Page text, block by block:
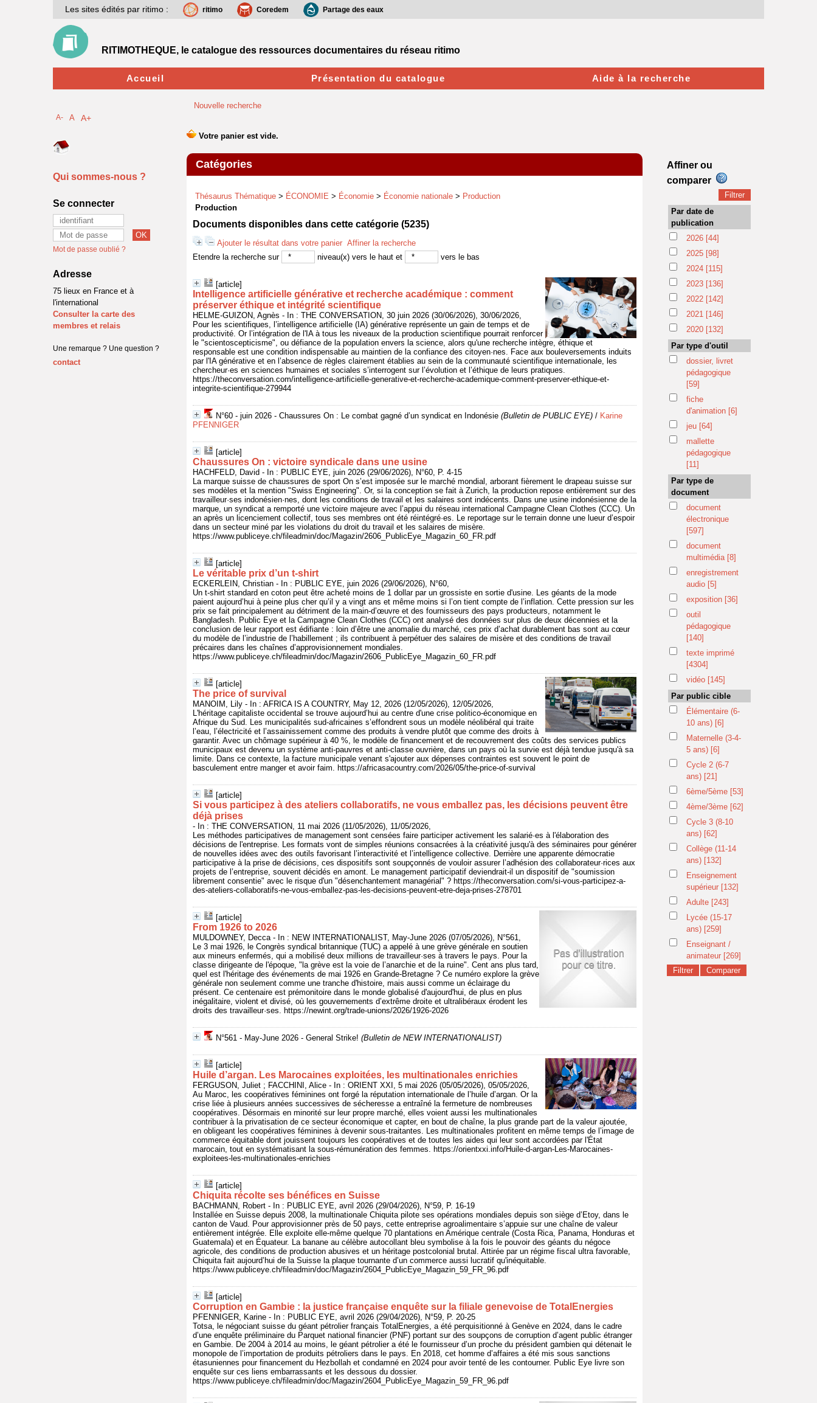
Nouvelle recherche
Catégories
Thésaurus Thématique > ÉCONOMIE > Économie > Économie nationale > Production
Production
Documents disponibles dans cette catégorie (5235)
Ajouter le résultat dans votre panier Affiner la recherche
Etendre la recherche sur
niveau(x) vers le haut et vers le bas
[article]
Intelligence artificielle générative et recherche académique : comment
préserver éthique et intégrité scientifique
HELME-GUIZON, Agnès - In : THE CONVERSATION, 30 juin 2026 (30/06/2026), 30/06/2026,
Pour les scientifiques, l’intelligence artificielle (IA) générative représente un gain de temps et de
productivité. Or l’intégration de l'IA à tous les niveaux de la production scientifique pourrait renforcer
le "scientoscepticisme", ou défiance de la population envers la science, alors qu'une recherche intègre, éthique et
responsable est une condition indispensable au maintien de la confiance des citoyen·nes. Face aux bouleversements induits
par l'IA générative et en l’absence de règles clairement établies au sein de la communauté scientifique internationale, les
chercheur·es en sciences humaines et sociales s’interrogent sur l’évolution et l’éthique de leurs pratiques.
https://theconversation.com/intelligence-artificielle-generative-et-recherche-academique-comment-preserver-ethique-et-
integrite-scientifique-279944
N°60 - juin 2026 - Chaussures On : Le combat gagné d’un syndicat en Indonésie (Bulletin de PUBLIC EYE) / Karine
PFENNIGER
[article]
Chaussures On : victoire syndicale dans une usine
HACHFELD, David - In : PUBLIC EYE, juin 2026 (29/06/2026), N°60, P. 4-15
La marque suisse de chaussures de sport On s’est imposée sur le marché mondial, arborant fièrement le drapeau suisse sur
ses modèles et la mention "Swiss Engineering". Or, si la conception se fait à Zurich, la production repose entièrement sur des
travailleur·ses indonésien·nes, dont les conditions de travail et les salaires sont indécents. Dans une usine indonésienne de la
marque, un syndicat a remporté une victoire majeure avec l’appui du réseau international Campagne Clean Clothes (CCC). Un
an après un licenciement collectif, tous ses membres ont été réintégré·es. Le reportage sur le terrain donne une lueur d’espoir
dans un secteur miné par les violations du droit du travail et les salaires de misère.
https://www.publiceye.ch/fileadmin/doc/Magazin/2606_PublicEye_Magazin_60_FR.pdf
[article]
Le véritable prix d’un t-shirt
ECKERLEIN, Christian - In : PUBLIC EYE, juin 2026 (29/06/2026), N°60,
Un t-shirt standard en coton peut être acheté moins de 1 dollar par un grossiste en sortie d'usine. Les géants de la mode
paient aujourd’hui à peine plus cher qu’il y a vingt ans et même moins si l’on tient compte de l’inflation. Cette pression sur les
prix se fait principalement au détriment de la main-d’œuvre et des fournisseurs des pays producteurs, notamment le
Bangladesh. Public Eye et la Campagne Clean Clothes (CCC) ont analysé des données sur plus de deux décennies et la
conclusion de leur rapport est édifiante : loin d’être une anomalie du marché, ces prix d’achat durablement bas sont au cœur
du modèle de l’industrie de l’habillement ; ils contribuent à perpétuer des salaires de misère et des conditions de travail
précaires dans les chaînes d’approvisionnement mondiales.
https://www.publiceye.ch/fileadmin/doc/Magazin/2606_PublicEye_Magazin_60_FR.pdf
[article]
The price of survival
MANOIM, Lily - In : AFRICA IS A COUNTRY, May 12, 2026 (12/05/2026), 12/05/2026,
L'héritage capitaliste occidental se trouve aujourd’hui au centre d'une crise politico-économique en
Afrique du Sud. Les municipalités sud-africaines s’effondrent sous un modèle néolibéral qui traite
l’eau, l’électricité et l’assainissement comme des produits à vendre plutôt que comme des droits à
garantir. Avec un chômage supérieur à 40 %, le modèle de financement et de recouvrement des coûts des services publics
municipaux est devenu un système anti-pauvres et anti-classe ouvrière, dans un pays où la survie est déjà tendue jusqu'à sa
limite. Dans ce contexte, la facture municipale venant s'ajouter aux dépenses contraintes est souvent le point de
basculement entre manger et avoir faim. https://africasacountry.com/2026/05/the-price-of-survival
[article]
Si vous participez à des ateliers collaboratifs, ne vous emballez pas, les décisions peuvent être
déjà prises
- In : THE CONVERSATION, 11 mai 2026 (11/05/2026), 11/05/2026,
Les méthodes participatives de management sont censées faire participer activement les salarié·es à l'élaboration des
décisions de l'entreprise. Les formats vont de simples réunions consacrées à la créativité jusqu'à des séminaires pour générer
de nouvelles idées avec des outils favorisant l’interactivité et l’intelligence collective. Derrière une apparente démocratie
participative à la prise de décisions, ces dispositifs sont soupçonnés de vouloir assurer l’adhésion des collaborateur·rices aux
projets de l’entreprise, souvent décidés en amont. Le management participatif deviendrait-il un dispositif de "soumission
librement consentie" avec le risque d'un "désenchantement managérial" ? https://theconversation.com/si-vous-participez-a-
des-ateliers-collaboratifs-ne-vous-emballez-pas-les-decisions-peuvent-etre-deja-prises-278701
[article]
From 1926 to 2026
MULDOWNEY, Decca - In : NEW INTERNATIONALIST, May-June 2026 (07/05/2026), N°561,
Le 3 mai 1926, le Congrès syndical britannique (TUC) a appelé à une grève générale en soutien
aux mineurs enfermés, qui a mobilisé deux millions de travailleur·ses à travers le pays. Pour la
classe dirigeante de l'époque, "la grève est la voie de l’anarchie et de la ruine". Cent ans plus tard,
quel est l'héritage des événements de mai 1926 en Grande-Bretagne ? Ce numéro explore la grève
générale non seulement comme une tranche d'histoire, mais aussi comme un éclairage du
présent. Ce centenaire est prémonitoire dans le monde globalisé d'aujourd'hui, de plus en plus
inégalitaire, violent et divisé, où les gouvernements d’extrême droite et ultralibéraux érodent les
droits des travailleur·ses. https://newint.org/trade-unions/2026/1926-2026
N°561 - May-June 2026 - General Strike! (Bulletin de NEW INTERNATIONALIST)
[article]
Huile d’argan. Les Marocaines exploitées, les multinationales enrichies
FERGUSON, Juliet ; FACCHINI, Alice - In : ORIENT XXI, 5 mai 2026 (05/05/2026), 05/05/2026,
Au Maroc, les coopératives féminines ont forgé la réputation internationale de l’huile d’argan. Or la
crise liée à plusieurs années successives de sécheresse a entraîné la fermeture de nombreuses
coopératives. Désormais en minorité sur leur propre marché, elles voient aussi les multinationales
contribuer à la privatisation de ce secteur économique et capter, en bout de chaîne, la plus grande part de la valeur ajoutée,
en obligeant les coopératives féminines à devenir sous-traitantes. Les multinationales profitent en même temps de l’image de
commerce équitable dont jouissent toujours les coopératives et de toutes les aides qui leur sont accordées par l'État
marocain, tout en systématisant la sous-rémunération des femmes. https://orientxxi.info/Huile-d-argan-Les-Marocaines-
exploitees-les-multinationales-enrichies
[article]
Chiquita récolte ses bénéfices en Suisse
BACHMANN, Robert - In : PUBLIC EYE, avril 2026 (29/04/2026), N°59, P. 16-19
Installée en Suisse depuis 2008, la multinationale Chiquita pilote ses opérations mondiales depuis son siège d’Etoy, dans le
canton de Vaud. Pour approvisionner près de 50 pays, cette entreprise agroalimentaire s’appuie sur une chaîne de valeur
entièrement intégrée. Elle exploite elle-même quelque 70 plantations en Amérique centrale (Costa Rica, Panama, Honduras et
Guatemala) et en Équateur. La banane au célèbre autocollant bleu symbolise à la fois le pouvoir des géants du négoce
agricole, des conditions de production abusives et un héritage postcolonial brutal. Attirée par un régime fiscal ultra favorable,
Chiquita fait aujourd’hui de la Suisse la plaque tournante d’un commerce aussi lucratif qu'inéquitable.
https://www.publiceye.ch/fileadmin/doc/Magazin/2604_PublicEye_Magazin_59_FR_96.pdf
[article]
Corruption en Gambie : la justice française enquête sur la filiale genevoise de TotalEnergies
PFENNIGER, Karine - In : PUBLIC EYE, avril 2026 (29/04/2026), N°59, P. 20-25
Totsa, le négociant suisse du géant pétrolier français TotalEnergies, a été perquisitionné à Genève en 2024, dans le cadre
d’une enquête préliminaire du Parquet national financier (PNF) portant sur des soupçons de corruption d’agent public étranger
en Gambie. De 2004 à 2014 au moins, le géant pétrolier a été le fournisseur d’un proche du président gambien qui détenait le
monopole de l’importation de produits pétroliers dans le pays. En 2018, cet homme d’affaires a été mis sous sanctions
étasuniennes pour financement du Hezbollah et condamné en 2024 pour avoir tenté de les contourner. Public Eye livre son
enquête sur ces liens embarrassants et les dessous du dossier.
https://www.publiceye.ch/fileadmin/doc/Magazin/2604_PublicEye_Magazin_59_FR_96.pdf
Les sites édités par ritimo : ritimo Coredem Partage des eaux
RITIMOTHEQUE, le catalogue des ressources documentaires du réseau ritimo
Accueil Présentation du catalogue Aide à la recherche
A- A A+
Qui sommes-nous ?
Se connecter
Mot de passe oublié ?
Adresse
75 lieux en France et à
l'international
Consulter la carte des
membres et relais
Une remarque ? Une question ?
contact
Affiner ou
comparer
Par date de
publication
2026 [44]
2025 [98]
2024 [115]
2023 [136]
2022 [142]
2021 [146]
2020 [132]
Par type d'outil
dossier, livret
pédagogique
[59]
fiche
d'animation [6]
jeu [64]
mallette
pédagogique
[11]
Par type de
document
document
électronique
[597]
document
multimédia [8]
enregistrement
audio [5]
exposition [36]
outil
pédagogique
[140]
texte imprimé
[4304]
vidéo [145]
Par public cible
Élémentaire (6-
10 ans) [6]
Maternelle (3-4-
5 ans) [6]
Cycle 2 (6-7
ans) [21]
6ème/5ème [53]
4ème/3ème [62]
Cycle 3 (8-10
ans) [62]
Collège (11-14
ans) [132]
Enseignement
supérieur [132]
Adulte [243]
Lycée (15-17
ans) [259]
Enseignant /
animateur [269]